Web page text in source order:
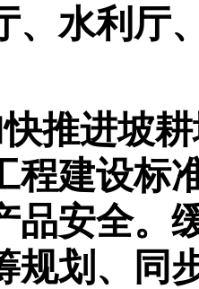
、水利厅
推进坡
程建设标
品安全。
规划、同